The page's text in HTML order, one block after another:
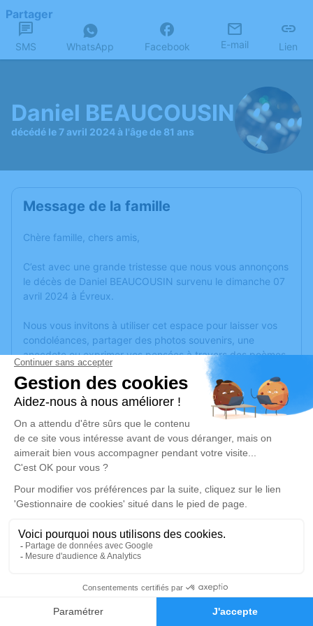
Faire-part Hommages
Partager
SMS WhatsApp Facebook E-mail Lien
Daniel BEAUCOUSIN
décédé le 7 avril 2024 à l'âge de 81 ans
Message de la famille
Chère famille, chers amis,
C’est avec une grande tristesse que nous vous annonçons
le décès de Daniel BEAUCOUSIN survenu le dimanche 07
avril 2024 à Évreux.
Nous vous invitons à utiliser cet espace pour laisser vos
condoléances, partager des photos souvenirs, une
anecdote ou exprimer vos pensées à travers des poèmes
ou des textes. Cet endroit est un lieu d'expression dédié à
honorer la mémoire de Daniel BEAUCOUSIN.
Je rends hommage
Cérémonie religieuse
jeudi 11 avril 2024 à 10h00
Église Saint-Aubin de Saint-Aubin-
2 A Place de l'Église
27110 Saint-Aubin-d'Écrosville
Je rends hommage